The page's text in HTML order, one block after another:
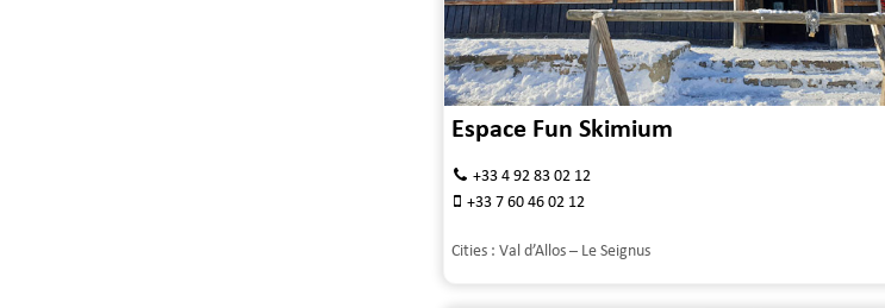
Espace Fun Skimium
+33 4 92 83 02 12
+33 7 60 46 02 12
Cities : Val d’Allos – Le Seignus